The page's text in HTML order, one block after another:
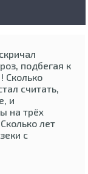
подбегая к
Сколько
считать,
и
на трёх
лет
с